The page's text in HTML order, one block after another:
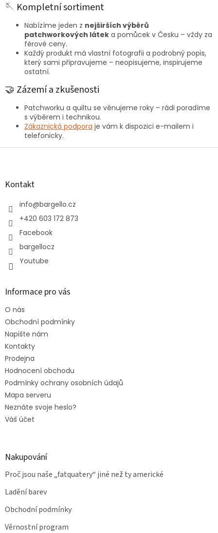
🪡 Kompletní sortiment
Nabízíme jeden z nejširších výběrů
patchworkových látek a pomůcek v Česku – vždy za
férové ceny.
Každý produkt má vlastní fotografii a podrobný popis,
který sami připravujeme – neopisujeme, inspirujeme
ostatní.
🤝 Zázemí a zkušenosti
Patchworku a quiltu se věnujeme roky – rádi poradíme
s výběrem i technikou.
Zákaznická podpora je vám k dispozici e-mailem i
telefonicky.
Z
Kontakt
info@bargello.cz
+420 603 172 873
Facebook
bargellocz
Youtube
Informace pro vás
O nás
Obchodní podmínky
Napište nám
Kontakty
Prodejna
Hodnocení obchodu
Podmínky ochrany osobních údajů
Mapa serveru
Neznáte svoje heslo?
Váš účet
Nakupování
Proč jsou naše „fatquatery“ jiné než ty americké
Ladění barev
Obchodní podmínky
Věrnostní program